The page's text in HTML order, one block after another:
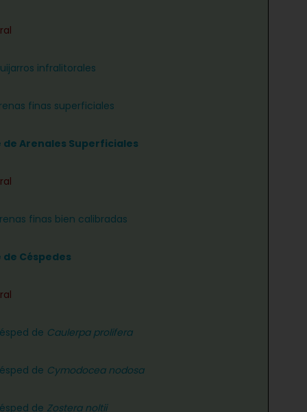
infralitorales
finas superficiales
de Arenales Superficiales
finas bien calibradas
de Céspedes
de Caulerpa prolifera
de Cymodocea nodosa
de Zostera noltii